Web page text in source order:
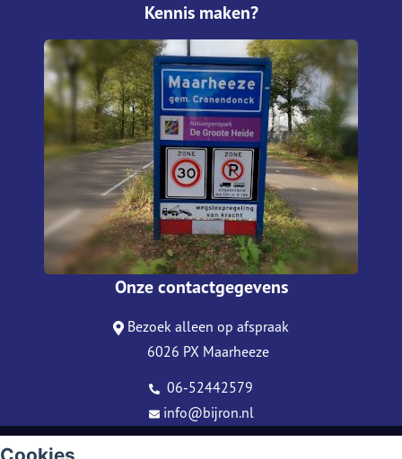
Kennis maken?
Onze contactgegevens
Bezoek alleen op afspraak
6026 PX Maarheeze
06-52442579
info@bijron.nl